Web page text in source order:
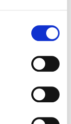
imaginativer